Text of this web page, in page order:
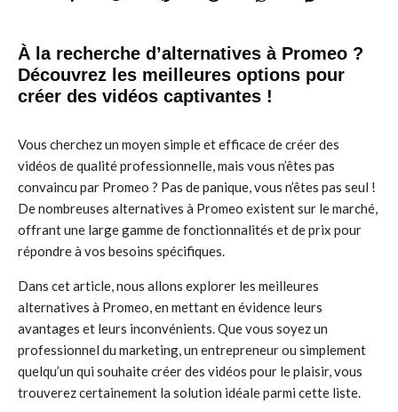
À la recherche d’alternatives à Promeo ?
Découvrez les meilleures options pour
créer des vidéos captivantes !
Vous cherchez un moyen simple et efficace de créer des
vidéos de qualité professionnelle, mais vous n’êtes pas
convaincu par Promeo ? Pas de panique, vous n’êtes pas seul !
De nombreuses alternatives à Promeo existent sur le marché,
offrant une large gamme de fonctionnalités et de prix pour
répondre à vos besoins spécifiques.
Dans cet article, nous allons explorer les meilleures
alternatives à Promeo, en mettant en évidence leurs
avantages et leurs inconvénients. Que vous soyez un
professionnel du marketing, un entrepreneur ou simplement
quelqu’un qui souhaite créer des vidéos pour le plaisir, vous
trouverez certainement la solution idéale parmi cette liste.